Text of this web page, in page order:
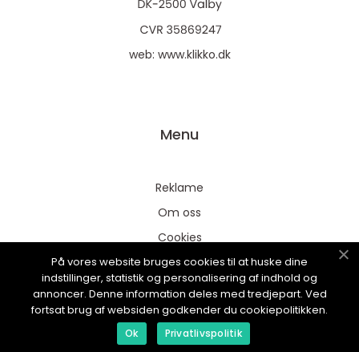
web: www.klikko.dk
Menu
Reklame
Om oss
Cookies
Kontakt Oss
Sitemap
På vores website bruges cookies til at huske dine
indstillinger, statistik og personalisering af indhold og
annoncer. Denne information deles med tredjepart. Ved
fortsat brug af websiden godkender du cookiepolitikken.
Ok Privatlivspolitik